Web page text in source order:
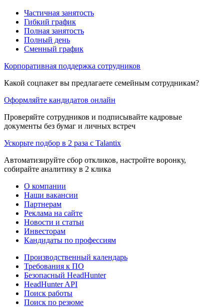
Частичная занятость
Гибкий график
Полная занятость
Полный день
Сменный график
Корпоративная поддержка сотрудников
Какой соцпакет вы предлагаете семейным сотрудникам?
Оформляйте кандидатов онлайн
Проверяйте сотрудников и подписывайте кадровые
документы без бумаг и личных встреч
Ускорьте подбор в 2 раза с Talantix
Автоматизируйте сбор откликов, настройте воронку,
собирайте аналитику в 2 клика
О компании
Наши вакансии
Партнерам
Реклама на сайте
Новости и статьи
Инвесторам
Кандидаты по профессиям
Производственный календарь
Требования к ПО
Безопасный HeadHunter
HeadHunter API
Поиск работы
Поиск по резюме